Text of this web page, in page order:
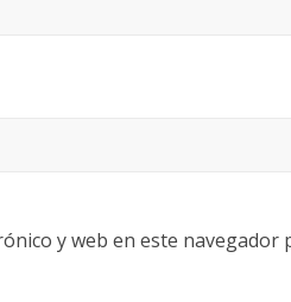
y web en este navegador